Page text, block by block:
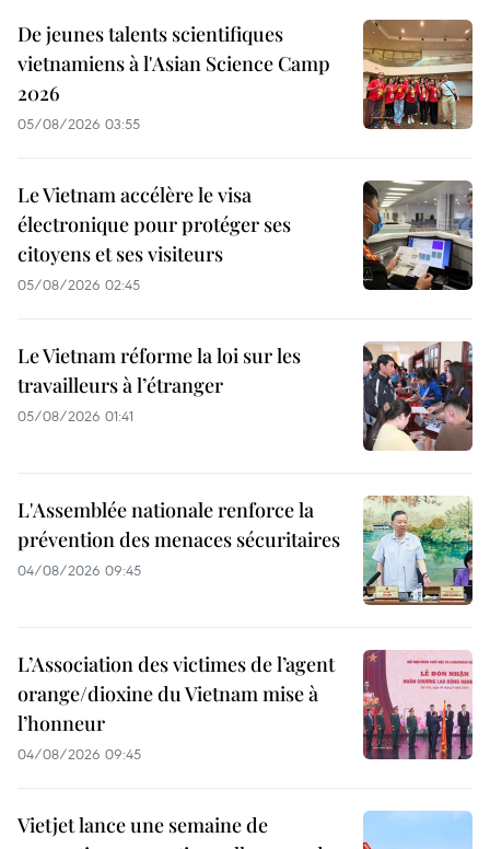
De jeunes talents scientifiques
vietnamiens à l'Asian Science Camp
2026
05/08/2026 03:55
Le Vietnam accélère le visa
électronique pour protéger ses
citoyens et ses visiteurs
05/08/2026 02:45
Le Vietnam réforme la loi sur les
travailleurs à l’étranger
05/08/2026 01:41
L'Assemblée nationale renforce la
prévention des menaces sécuritaires
04/08/2026 09:45
L’Association des victimes de l’agent
orange/dioxine du Vietnam mise à
l’honneur
04/08/2026 09:45
Vietjet lance une semaine de